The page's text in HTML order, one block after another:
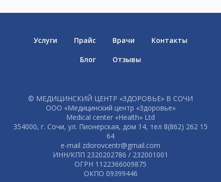
Услуги Прайс Врачи Контакты
Блог Отзывы
© МЕДИЦИНСКИЙ ЦЕНТР «ЗДОРОВЬЕ» В СОЧИ
ООО «Медицинский центр «Здоровье»
Medical center «Health» Ltd
354000, г. Сочи, ул. Пионерская, дом 14, тел 8(862) 262 15
64
e-mail zdorovcentr@gmail.com
ИНН/КПП 2320202786 / 232001001
ОГРН 1122366009875
ОКПО 09399446